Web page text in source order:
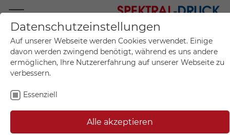
Mo.-Fr. 09:00-17:00
+49 (0)711 55 75 25
Mein Konto
Mein Warenkorb
Datenschutzeinstellungen
Auf unserer Webseite werden Cookies verwendet. Einige
davon werden zwingend benötigt, während es uns andere
ermöglichen, Ihre Nutzererfahrung auf unserer Webseite zu
verbessern.
Essenziell
Alle akzeptieren